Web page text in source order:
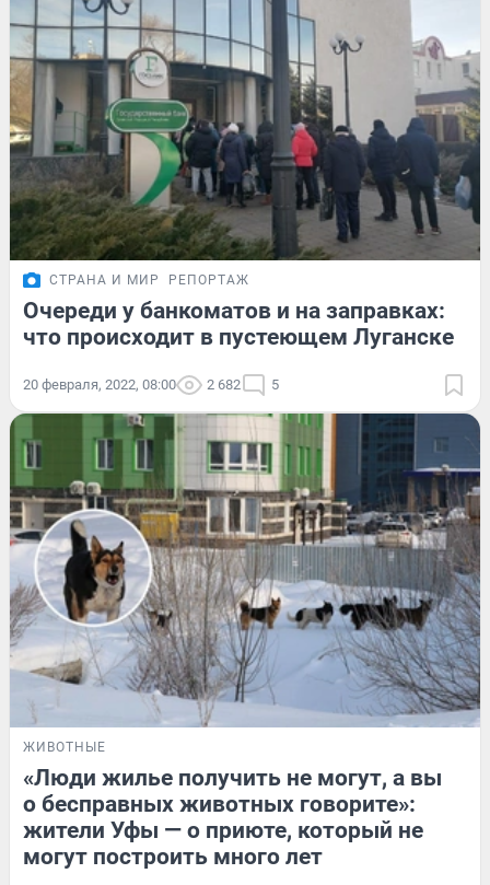
СТРАНА И МИР РЕПОРТАЖ
Очереди у банкоматов и на заправках:
что происходит в пустеющем Луганске
20 февраля, 2022, 08:00 2 682 5
ЖИВОТНЫЕ
«Люди жилье получить не могут, а вы
о бесправных животных говорите»:
жители Уфы — о приюте, который не
могут построить много лет